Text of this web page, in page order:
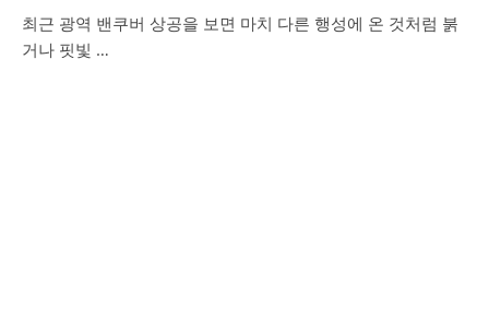
최근 광역 밴쿠버 상공을 보면 마치 다른 행성에 온 것처럼 붉
거나 핏빛 …